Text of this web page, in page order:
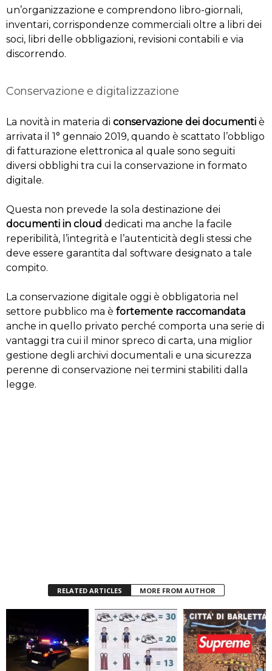
un’organizzazione e comprendono libro-giornali,
inventari, corrispondenze commerciali oltre a libri dei
soci, libri delle obbligazioni, revisioni contabili e via
discorrendo.
Conservazione e digitalizzazione
La novità in materia di conservazione dei documenti è
arrivata il 1° gennaio 2019, quando è scattato l’obbligo
di fatturazione elettronica al quale sono seguiti
diversi obblighi tra cui la conservazione in formato
digitale.
Questa non prevede la sola destinazione dei
documenti in cloud dedicati ma anche la facile
reperibilità, l’integrità e l’autenticità degli stessi che
deve essere garantita dal software designato a tale
compito.
La conservazione digitale oggi è obbligatoria nel
settore pubblico ma è fortemente raccomandata
anche in quello privato perché comporta una serie di
vantaggi tra cui il minor spreco di carta, una miglior
gestione degli archivi documentali e una sicurezza
perenne di conservazione nei termini stabiliti dalla
legge.
RELATED ARTICLES MORE FROM AUTHOR